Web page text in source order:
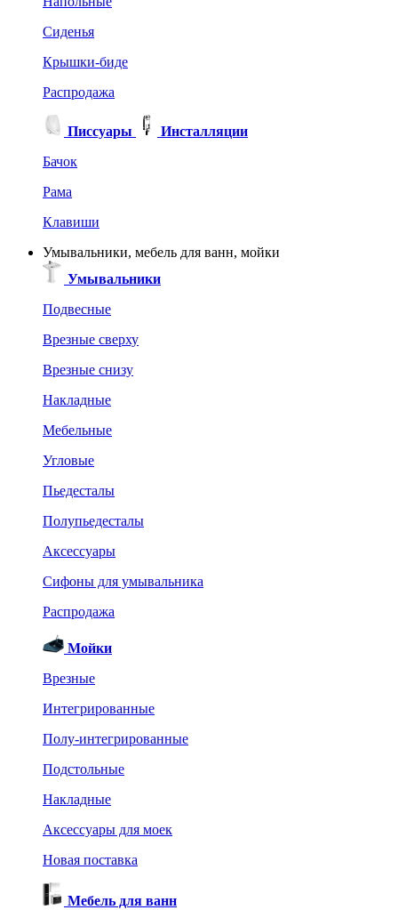
Сиденья
Крышки-биде
Распродажа
Писсуары
Инсталляции
Бачок
Рама
Клавиши
Умывальники, мебель для ванн, мойки
Умывальники
Подвесные
Врезные сверху
Врезные снизу
Накладные
Мебельные
Угловые
Пьедесталы
Полупьедесталы
Аксессуары
Сифоны для умывальника
Распродажа
Мойки
Врезные
Интегрированные
Полу-интегрированные
Подстольные
Накладные
Аксессуары для моек
Новая поставка
Мебель для ванн